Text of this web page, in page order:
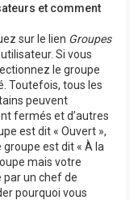
et comment
sur le lien Groupes
Si vous
le groupe
Toutefois, tous les
peuvent
fermés et d’autres
est dit « Ouvert »,
est dit « À la
mais votre
par un chef de
pourquoi vous